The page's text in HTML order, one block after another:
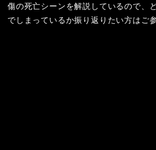
傷の死亡シーンを解説しているので、
でしまっているか振り返りたい方はご